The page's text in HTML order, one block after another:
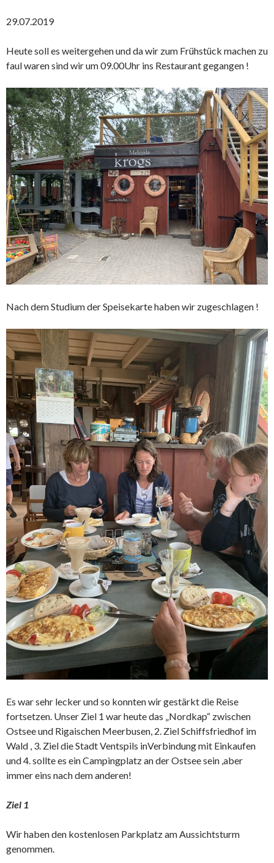
29.07.2019
Heute soll es weitergehen und da wir zum Frühstück machen zu
faul waren sind wir um 09.00Uhr ins Restaurant gegangen !
Nach dem Studium der Speisekarte haben wir zugeschlagen !
Es war sehr lecker und so konnten wir gestärkt die Reise
fortsetzen. Unser Ziel 1 war heute das „Nordkap“ zwischen
Ostsee und Rigaischen Meerbusen, 2. Ziel Schiffsfriedhof im
Wald , 3. Ziel die Stadt Ventspils inVerbindung mit Einkaufen
und 4. sollte es ein Campingplatz an der Ostsee sein ,aber
immer eins nach dem anderen!
Ziel 1
Wir haben den kostenlosen Parkplatz am Aussichtsturm
genommen.